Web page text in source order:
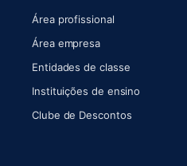
Área profissional
Área empresa
Entidades de classe
Instituições de ensino
Clube de Descontos